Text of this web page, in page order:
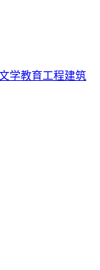
学教育工程建筑